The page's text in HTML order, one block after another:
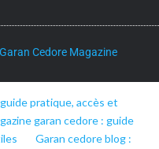
Garan Cedore Magazine
pratique, accès et
garan cedore : guide
Garan cedore blog :